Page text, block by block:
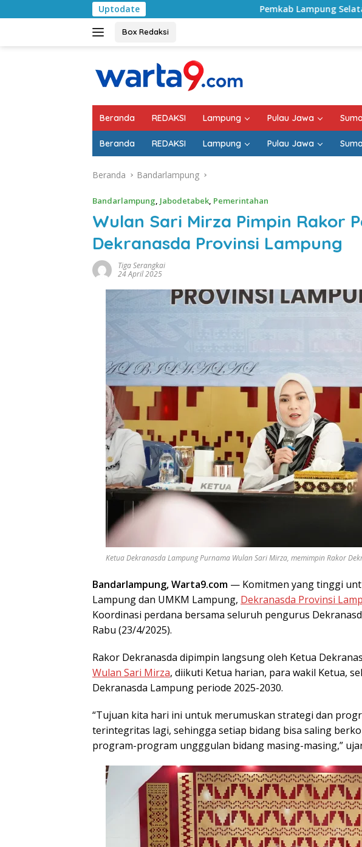
ke
Uptodate Pemkab Lampung Selatan Mulai Tangani Jalan
Box Redaksi
Beranda REDAKSI Lampung Pulau Jawa
Beranda REDAKSI Lampung Pulau Jawa
Beranda Bandarlampung
Bandarlampung, Jabodetabek, Pemerintahan
Wulan Sari Mirza Pimpin Rakor
Dekranasda Provinsi Lampung
Tiga Serangkai
24 April 2025
Ketua Dekranasda Lampung Purnama Wulan Sari Mirza, memimpin Rakor
Bandarlampung, Warta9.com — Komitmen yang tinggi
Lampung dan UMKM Lampung, Dekranasda Provinsi
Koordinasi perdana bersama seluruh pengurus
Rabu (23/4/2025).
Rakor Dekranasda dipimpin langsung oleh Ketua
Wulan Sari Mirza, diikuti Ketua harian, para wakil Ketua,
Dekranasda Lampung periode 2025-2030.
“Tujuan kita hari ini untuk merumuskan strategi dan
terintegritas lagi, sehingga setiap bidang bisa saling
program-program ungggulan bidang masing-masing,”